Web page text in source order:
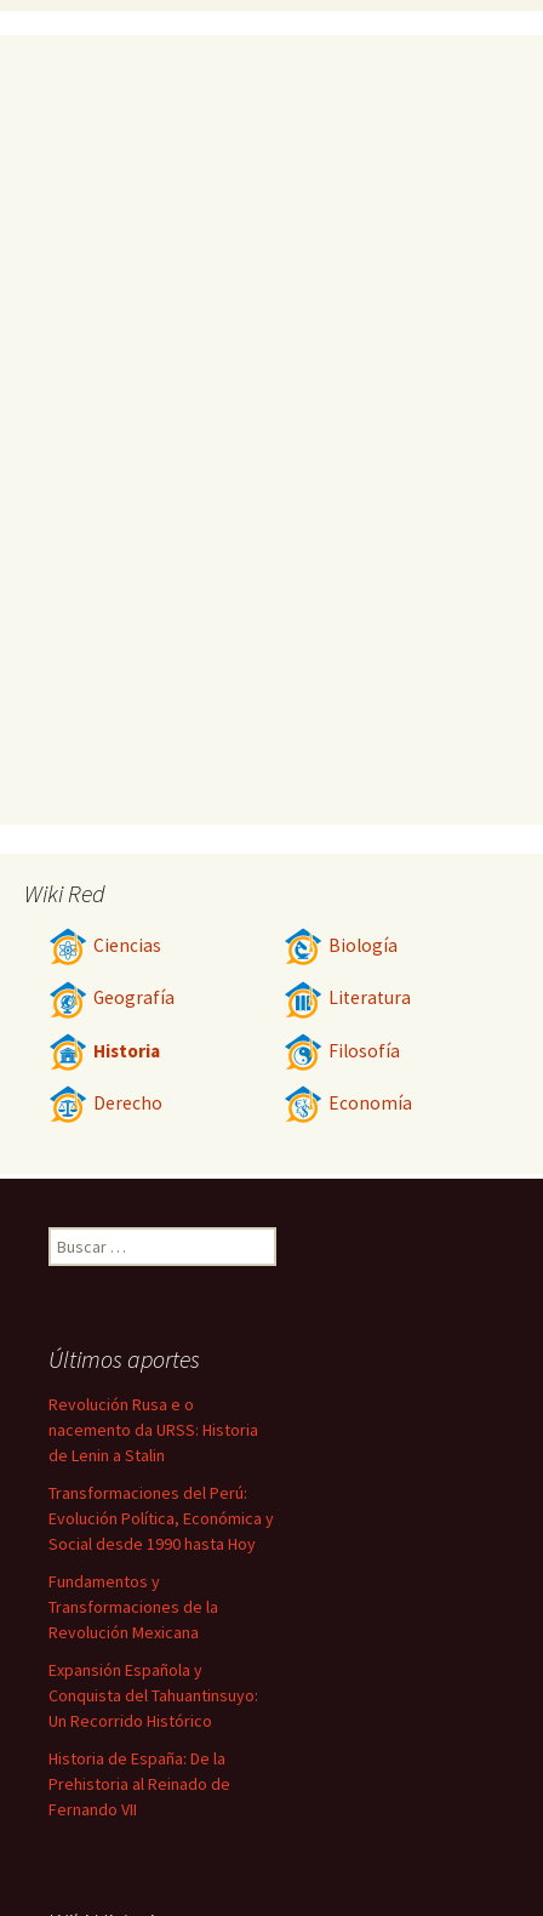
Wiki Red
Ciencias Biología
Geografía Literatura
Historia Filosofía
Derecho Economía
Buscar:
Últimos aportes
Revolución Rusa e o
nacemento da URSS: Historia
de Lenin a Stalin
Transformaciones del Perú:
Evolución Política, Económica y
Social desde 1990 hasta Hoy
Fundamentos y
Transformaciones de la
Revolución Mexicana
Expansión Española y
Conquista del Tahuantinsuyo:
Un Recorrido Histórico
Historia de España: De la
Prehistoria al Reinado de
Fernando VII